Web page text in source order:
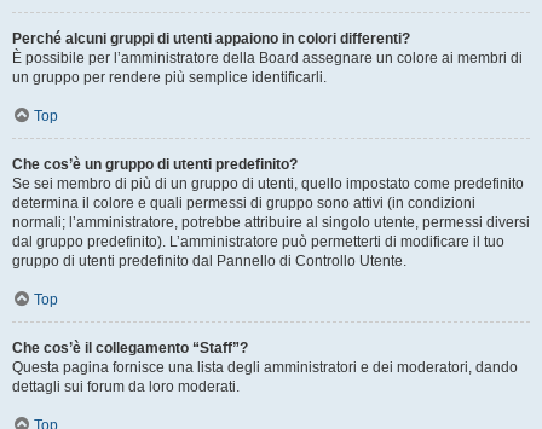
Perché alcuni gruppi di utenti appaiono in colori differenti?
È possibile per l’amministratore della Board assegnare un colore ai membri di
un gruppo per rendere più semplice identificarli.
Top
Che cos’è un gruppo di utenti predefinito?
Se sei membro di più di un gruppo di utenti, quello impostato come predefinito
determina il colore e quali permessi di gruppo sono attivi (in condizioni
normali; l’amministratore, potrebbe attribuire al singolo utente, permessi diversi
dal gruppo predefinito). L’amministratore può permetterti di modificare il tuo
gruppo di utenti predefinito dal Pannello di Controllo Utente.
Top
Che cos’è il collegamento “Staff”?
Questa pagina fornisce una lista degli amministratori e dei moderatori, dando
dettagli sui forum da loro moderati.
Top